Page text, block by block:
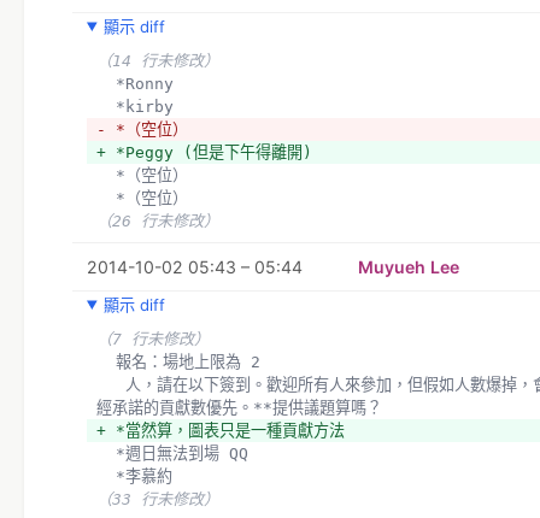
+ *https://github.com/g0v/election-village*
  *
顯示 diff
（14 行未修改）
  *Ronny
  *kirby
- *（空位）
+ *Peggy (但是下午得離開)
  *（空位）
  *（空位）
（26 行未修改）
2014-10-02 05:43 – 05:44 Muyueh Lee
顯示 diff
（7 行未修改）
  報名：場地上限為 2
經承諾的貢獻數優先。**提供議題算嗎？
+ *當然算，圖表只是一種貢獻方法
  *週日無法到場 QQ
  *李慕約
（33 行未修改）